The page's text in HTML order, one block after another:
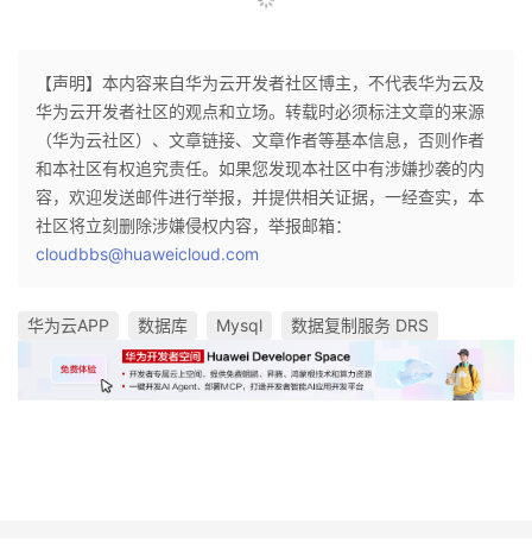
【声明】本内容来自华为云开发者社区博主，不代表华为云及
华为云开发者社区的观点和立场。转载时必须标注文章的来源
（华为云社区）、文章链接、文章作者等基本信息，否则作者
和本社区有权追究责任。如果您发现本社区中有涉嫌抄袭的内
容，欢迎发送邮件进行举报，并提供相关证据，一经查实，本
社区将立刻删除涉嫌侵权内容，举报邮箱：
cloudbbs@huaweicloud.com
华为云APP 数据库 Mysql 数据复制服务 DRS